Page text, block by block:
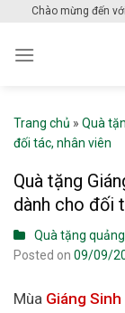
content
Chào mừng đến
Trang chủ » Quà
đối tác, nhân viên
Quà tặng
dành cho đối
Quà tặng
Posted on 09/09/
Mùa Giáng Sinh